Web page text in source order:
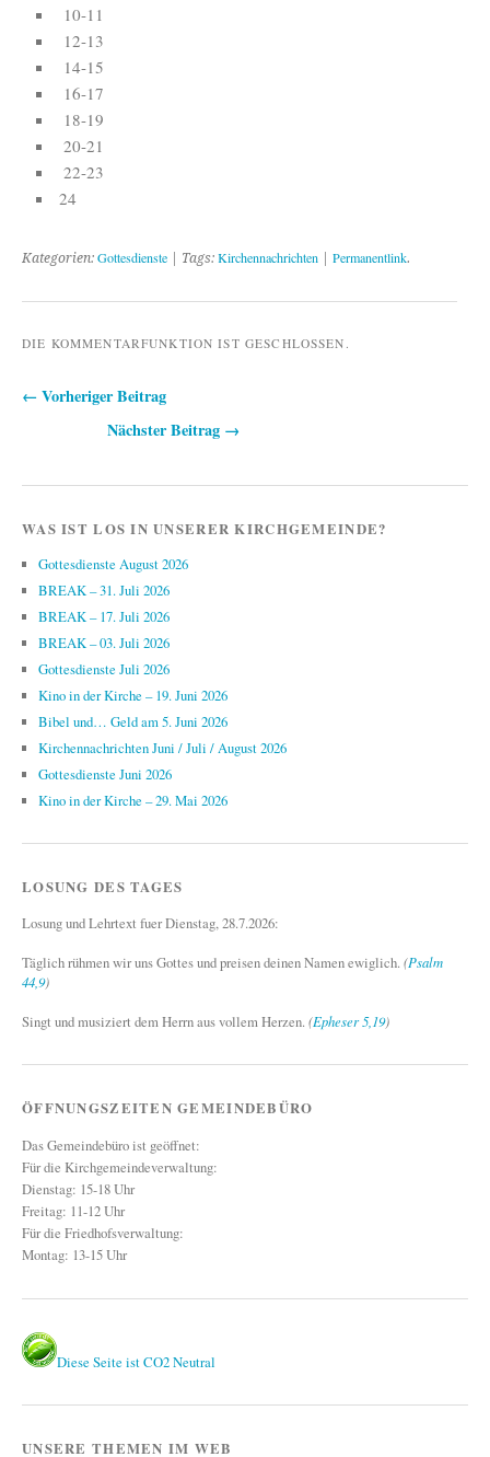
10-11
12-13
14-15
16-17
18-19
20-21
22-23
24
Kategorien: Gottesdienste | Tags: Kirchennachrichten Permanentlink.
DIE KOMMENTARFUNKTION IST GESCHLOSSEN.
Beitragsnavigation
← Vorheriger Beitrag
Nächster Beitrag →
WAS IST LOS IN UNSERER KIRCHGEMEINDE?
Gottesdienste August 2026
BREAK – 31. Juli 2026
BREAK – 17. Juli 2026
BREAK – 03. Juli 2026
Gottesdienste Juli 2026
Kino in der Kirche – 19. Juni 2026
Bibel und… Geld am 5. Juni 2026
Kirchennachrichten Juni / Juli / August 2026
Gottesdienste Juni 2026
Kino in der Kirche – 29. Mai 2026
LOSUNG DES TAGES
Losung und Lehrtext fuer Dienstag, 28.7.2026:
Täglich rühmen wir uns Gottes und preisen deinen Namen ewiglich.(Psalm
44,9)
Singt und musiziert dem Herrn aus vollem Herzen.(Epheser 5,19)
ÖFFNUNGSZEITEN GEMEINDEBÜRO
Das Gemeindebüro ist geöffnet:
Für die Kirchgemeindeverwaltung:
Dienstag: 15-18 Uhr
Freitag: 11-12 Uhr
Für die Friedhofsverwaltung:
Montag: 13-15 Uhr
Diese Seite ist CO2 Neutral
UNSERE THEMEN IM WEB